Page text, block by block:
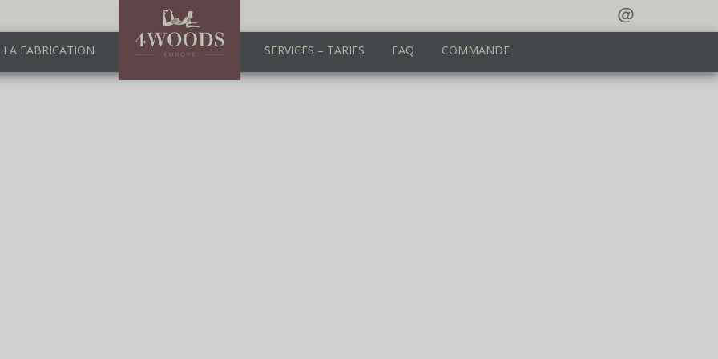
＠
LA FABRICATION SERVICES – TARIFS FAQ COMMANDE